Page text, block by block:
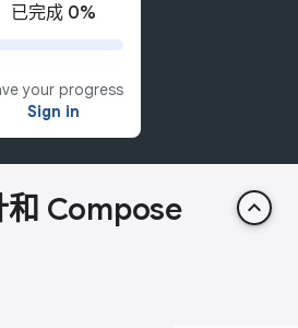
已完成 0%
your progress
Sign in
和 Compose
keyboard_arrow_up